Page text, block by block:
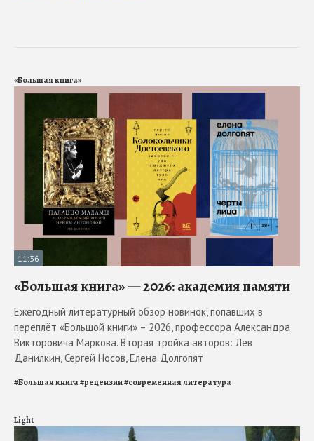
«Большая книга»
11:36
«Большая книга» — 2026: академия памяти
Ежегодный литературный обзор новинок, попавших в
переплёт «Большой книги» – 2026, профессора Александра
Викторовича Маркова. Вторая тройка авторов: Лев
Данилкин, Сергей Носов, Елена Долгопят
#Большая книга#рецензии#современная литература
Light